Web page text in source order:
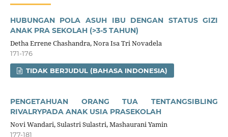
HUBUNGAN POLA ASUH IBU DENGAN STATUS GIZI
ANAK PRA SEKOLAH (>3-5 TAHUN)
Detha Errene Chashandra, Nora Isa Tri Novadela
171-176
TIDAK BERJUDUL (BAHASA INDONESIA)
PENGETAHUAN ORANG TUA TENTANGSIBLING
RIVALRYPADA ANAK USIA PRASEKOLAH
Novi Wandari, Sulastri Sulastri, Mashaurani Yamin
177-181